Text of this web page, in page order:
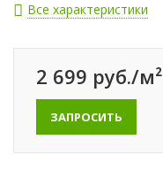
Все характеристики
2 699 руб./м²
ЗАПРОСИТЬ